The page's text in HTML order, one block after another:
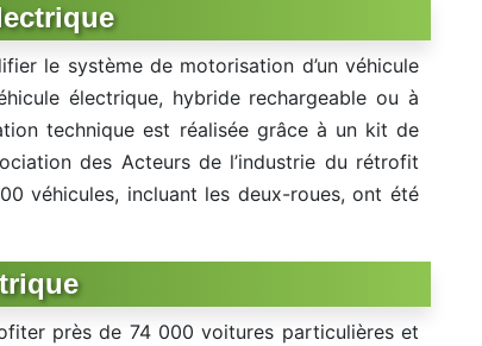
le système de motorisation d’un véhicule
électrique, hybride rechargeable ou à
technique est réalisée grâce à un kit de
des Acteurs de l’industrie du rétrofit
véhicules, incluant les deux-roues, ont été
près de 74 000 voitures particulières et